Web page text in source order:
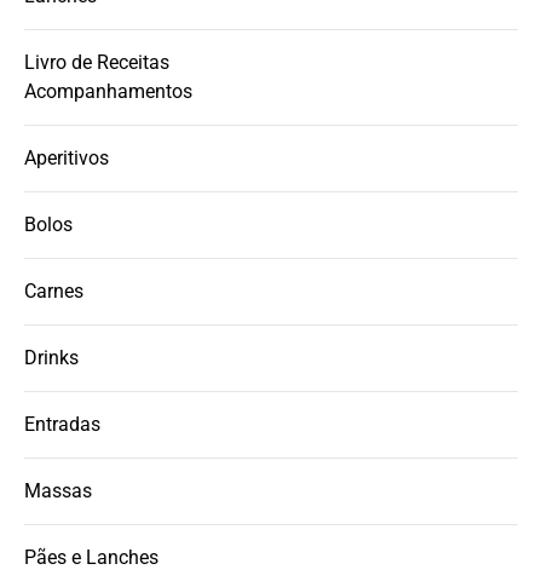
Livro de Receitas
Acompanhamentos
Aperitivos
Bolos
Carnes
Drinks
Entradas
Massas
Pães e Lanches